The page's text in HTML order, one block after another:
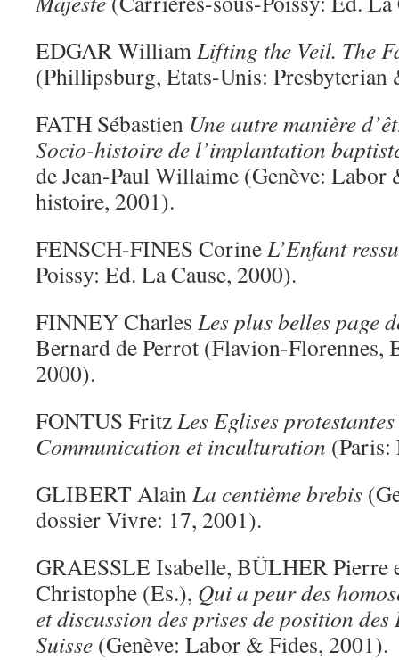
EDGAR WilliamLifting the Veil. The
(Phillipsburg, Etats-Unis: Presbyterian
FATH Sébastien Une autre manière
Socio-histoire de l’implantation
de Jean-Paul Willaime (Genève: Labor
histoire, 2001).
FENSCH-FINES CorineL’Enfant
Poissy: Ed. La Cause, 2000).
FINNEY Charles Les plus belles page
Bernard de Perrot (Flavion-Florennes,
2000).
FONTUS FritzLes Eglises
Communication et inculturation (Paris:
GLIBERT AlainLa centième brebis
dossier Vivre: 17, 2001).
GRAESSLE Isabelle, BÜLHER
Christophe (Es.), Qui a peur des
et discussion des prises de position des
Suisse (Genève: Labor & Fides, 2001).